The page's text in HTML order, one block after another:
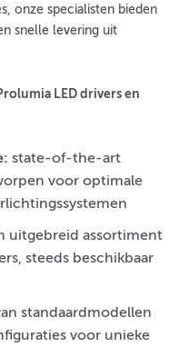
onze specialisten bieden
snelle levering uit
LED drivers en
state-of-the-art
voor optimale
uitgebreid assortiment
steeds beschikbaar
standaardmodellen
voor unieke